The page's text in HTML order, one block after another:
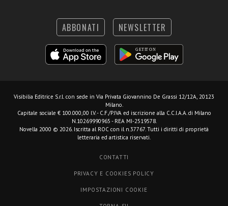
ABBONATI NEWSLETTER
Visibilia Editrice S.r.l. con sede in Via Privata Giovannino De Grassi 12/12A, 20123
Milano.
Capitale sociale € 100.000,00 I.V. - C.F./P.IVA ed iscrizione alla C.C.I.A.A. di Milano
N.10269990965 - REA MI-2519578.
Novella 2000 © 2026. Iscritta al ROC con il n.37767. Tutti i diritti di proprietà
letteraria ed artistica riservati.
CONTATTI
PRIVACY E COOKIES POLICY
IMPOSTAZIONI COOKIE